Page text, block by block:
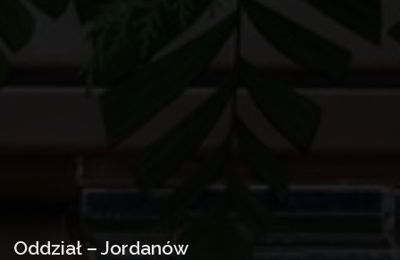
Oddział – Jordanów